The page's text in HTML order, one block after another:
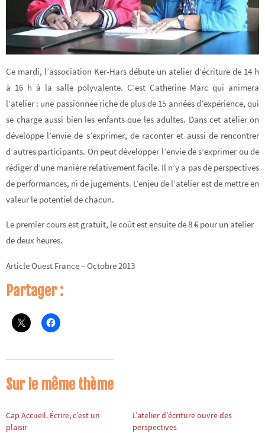
Ce mardi, l’association Ker-Hars débute un atelier d’écriture de 14 h
à 16 h à la salle polyvalente. C’est Catherine Marc qui animera
l’atelier : une passionnée riche de plus de 15 années d’expérience, qui
se charge aussi bien les enfants que les adultes. Dans cet atelier on
développe l’envie de s’exprimer, de raconter et aussi de rencontrer
d’autres participants. On peut développer l’envie de s’exprimer ou de
rédiger d’une manière relativement facile. Il n’y a pas de perspectives
de performances, ni de jugements. L’enjeu de l’atelier est de mettre en
valeur le potentiel de chacun.
Le premier cours est gratuit, le coût est ensuite de 8 € pour un atelier
de deux heures.
Article Ouest France – Octobre 2013
Partager :
Sur le même thème
Cap Accueil. Écrire, c’est un
plaisir
L’atelier d’écriture ouvre des
perspectives